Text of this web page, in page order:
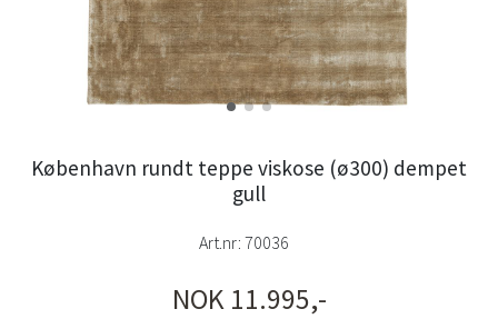
København rundt teppe viskose (ø300) dempet
gull
Art.nr: 70036
NOK 11.995,-